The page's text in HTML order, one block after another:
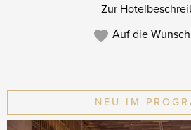
Zur
Auf die
NEU IM